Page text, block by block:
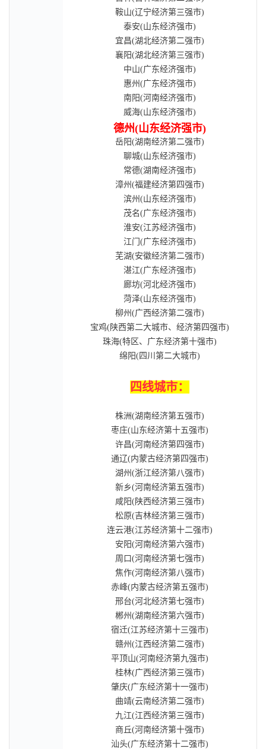
鞍山(辽宁经济第三强市)
泰安(山东经济强市)
宜昌(湖北经济第二强市)
襄阳(湖北经济第三强市)
中山(广东经济强市)
惠州(广东经济强市)
南阳(河南经济强市)
威海(山东经济强市)
德州(山东经济强市)
岳阳(湖南经济第二强市)
聊城(山东经济强市)
常德(湖南经济强市)
漳州(福建经济第四强市)
滨州(山东经济强市)
茂名(广东经济强市)
淮安(江苏经济强市)
江门(广东经济强市)
芜湖(安徽经济第二强市)
湛江(广东经济强市)
廊坊(河北经济强市)
菏泽(山东经济强市)
柳州(广西经济第二强市)
宝鸡(陕西第二大城市、经济第四强市)
珠海(特区、广东经济第十强市)
绵阳(四川第二大城市)
四线城市：
株洲(湖南经济第五强市)
枣庄(山东经济第十五强市)
许昌(河南经济第四强市)
通辽(内蒙古经济第四强市)
湖州(浙江经济第八强市)
新乡(河南经济第五强市)
咸阳(陕西经济第三强市)
松原(吉林经济第三强市)
连云港(江苏经济第十二强市)
安阳(河南经济第六强市)
周口(河南经济第七强市)
焦作(河南经济第八强市)
赤峰(内蒙古经济第五强市)
邢台(河北经济第七强市)
郴州(湖南经济第六强市)
宿迁(江苏经济第十三强市)
赣州(江西经济第二强市)
平顶山(河南经济第九强市)
桂林(广西经济第三强市)
肇庆(广东经济第十一强市)
曲靖(云南经济第二强市)
九江(江西经济第三强市)
商丘(河南经济第十强市)
汕头(广东经济第十二强市)